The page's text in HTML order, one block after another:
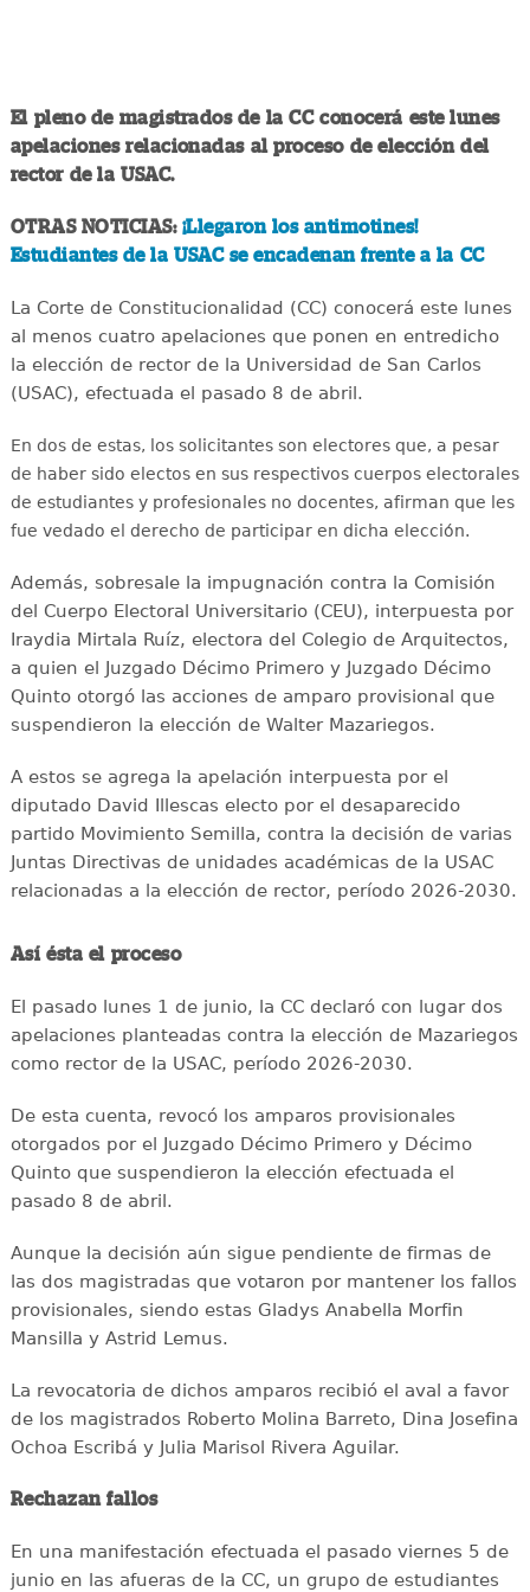
El pleno de magistrados de la CC conocerá este lunes
apelaciones relacionadas al proceso de elección del
rector de la USAC.
OTRAS NOTICIAS:¡Llegaron los antimotines!
Estudiantes de la USAC se encadenan frente a la CC
La Corte de Constitucionalidad (CC) conocerá este lunes
al menos cuatro apelaciones que ponen en entredicho
la elección de rector de la Universidad de San Carlos
(USAC), efectuada el pasado 8 de abril.
En dos de estas, los solicitantes son electores que, a pesar
de haber sido electos en sus respectivos cuerpos electorales
de estudiantes y profesionales no docentes, afirman que les
fue vedado el derecho de participar en dicha elección.
Además, sobresale la impugnación contra la Comisión
del Cuerpo Electoral Universitario (CEU), interpuesta por
Iraydia Mirtala Ruíz, electora del Colegio de Arquitectos,
a quien el Juzgado Décimo Primero y Juzgado Décimo
Quinto otorgó las acciones de amparo provisional que
suspendieron la elección de Walter Mazariegos.
A estos se agrega la apelación interpuesta por el
diputado David Illescas electo por el desaparecido
partido Movimiento Semilla, contra la decisión de varias
Juntas Directivas de unidades académicas de la USAC
relacionadas a la elección de rector, período 2026-2030.
Así ésta el proceso
El pasado lunes 1 de junio, la CC declaró con lugar dos
apelaciones planteadas contra la elección de Mazariegos
como rector de la USAC, período 2026-2030.
De esta cuenta, revocó los amparos provisionales
otorgados por el Juzgado Décimo Primero y Décimo
Quinto que suspendieron la elección efectuada el
pasado 8 de abril.
Aunque la decisión aún sigue pendiente de firmas de
las dos magistradas que votaron por mantener los fallos
provisionales, siendo estas Gladys Anabella Morfin
Mansilla y Astrid Lemus.
La revocatoria de dichos amparos recibió el aval a favor
de los magistrados Roberto Molina Barreto, Dina Josefina
Ochoa Escribá y Julia Marisol Rivera Aguilar.
Rechazan fallos
En una manifestación efectuada el pasado viernes 5 de
junio en las afueras de la CC, un grupo de estudiantes